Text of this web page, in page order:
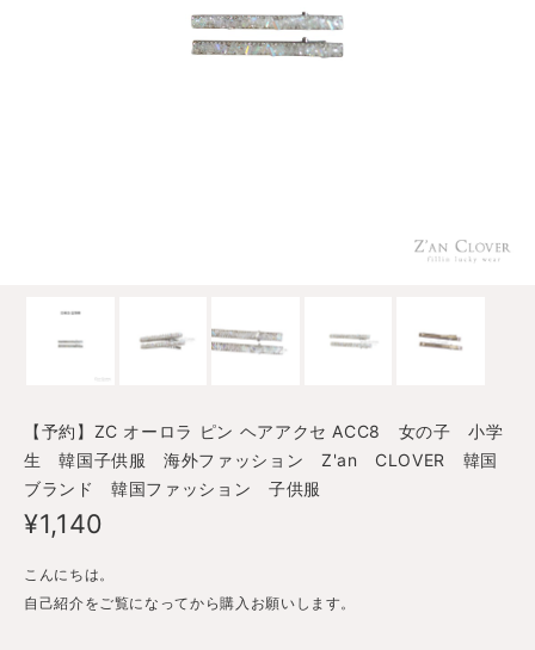
【予約】ZC オーロラ ピン ヘアアクセ ACC8 女の子 小学
生 韓国子供服 海外ファッション Z'an CLOVER 韓国
ブランド 韓国ファッション 子供服
¥1,140
こんにちは。
自己紹介をご覧になってから購入お願いします。